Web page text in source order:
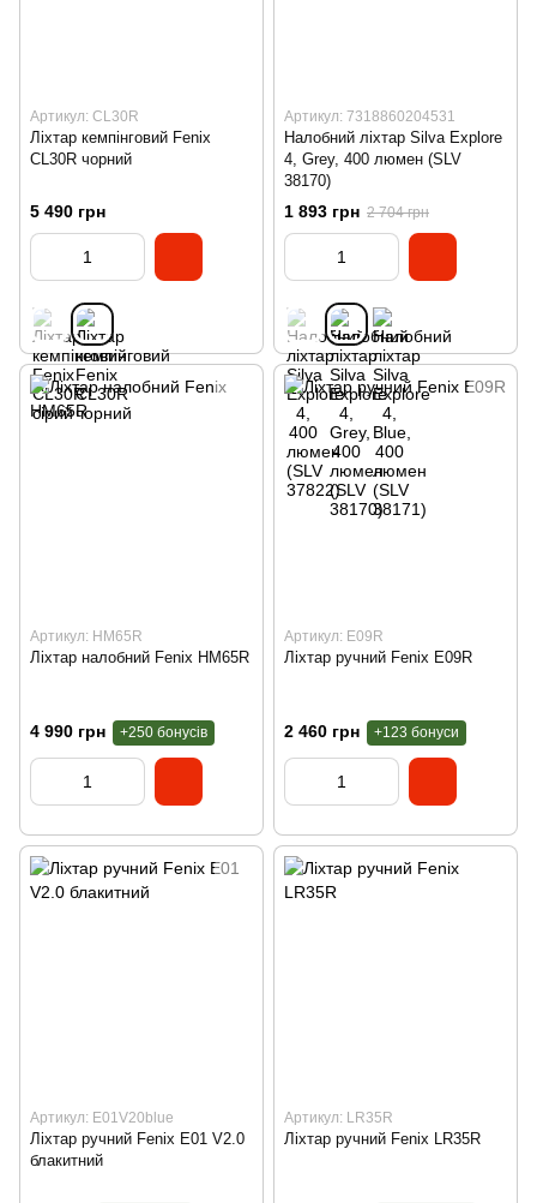
Артикул: CL30R
Ліхтар кемпінговий Fenix
CL30R чорний
5 490 грн
Артикул: 7318860204531
Налобний ліхтар Silva Explore
4, Grey, 400 люмен (SLV
38170)
1 893 грн 2 704 грн
Артикул: HM65R
Ліхтар налобний Fenix HM65R
4 990 грн +250 бонусів
Артикул: E09R
Ліхтар ручний Fenix E09R
2 460 грн +123 бонуси
Артикул: E01V20blue
Ліхтар ручний Fenix E01 V2.0
блакитний
Артикул: LR35R
Ліхтар ручний Fenix LR35R